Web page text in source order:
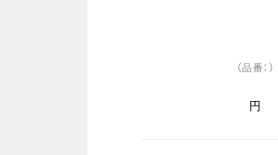
（品番：）
円